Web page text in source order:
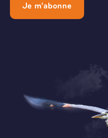
Je m'abonne